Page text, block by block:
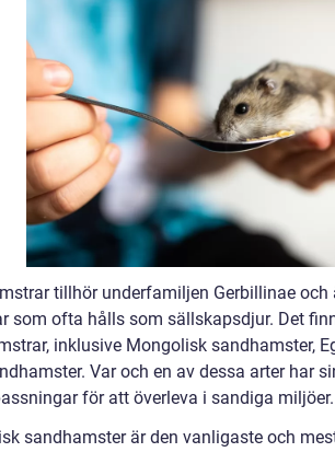
tillhör underfamiljen Gerbillinae och
som ofta hålls som sällskapsdjur. Det
inklusive Mongolisk sandhamster,
Var och en av dessa arter har
för att överleva i sandiga miljöer.
sandhamster är den vanligaste och